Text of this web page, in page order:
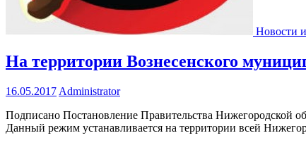
Новости
На территории Вознесенского
16.05.2017 Administrator
Подписано Постановление Правительства Нижегородской
Данный режим устанавливается на территории всей